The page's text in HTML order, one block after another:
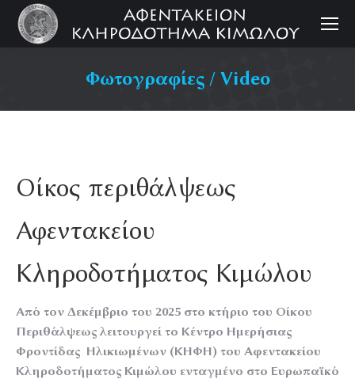
Φωτογραφίες / Video
Οίκος περιθάλψεως
Αφεντακείου
Κληροδοτήματος Κιμώλου
Από τον Δεκέμβριο του 2025 στο κτήριο του Οίκου
Περιθάλψεως λειτουργεί το Κέντρο Ημερήσιας
Φροντίδας Ηλικιωμένων (ΚΗΦΗ) του Αφεντακείου
Κληροδοτήματος Κιμώλου ενταγμένο στο Ευρωπαϊκό